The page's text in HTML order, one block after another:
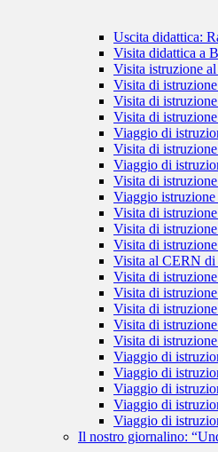
Uscita didattica:
Visita didattica a
Visita istruzione
Visita di
Visita di
Visita di
Viaggio di
Visita di
Viaggio di
Visita di istruzione
Viaggio
Visita di istruzione
Visita di
Visita di
Visita al CERN di
Visita di
Visita di
Visita di
Visita di
Visita di
Viaggio di
Viaggio di
Viaggio di
Viaggio di
Viaggio di
Il nostro giornalino: